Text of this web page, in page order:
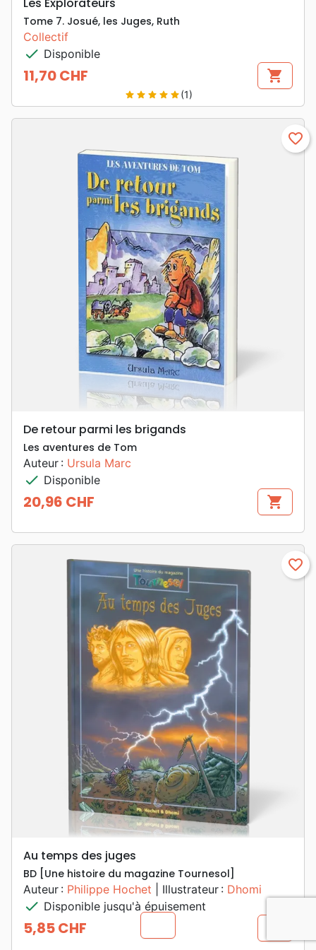
Tome 7. Josué, les Juges, Ruth
Collectif
check Disponible
Prix
11,70 CHF shopping_cart
star star star star star(1)
favorite_border
De retour parmi les brigands
Les aventures de Tom
Auteur : Ursula Marc
check Disponible
Prix
20,96 CHF shopping_cart
favorite_border
Au temps des juges
BD [Une histoire du magazine Tournesol]
Auteur : Philippe Hochet | Illustrateur : Dhomi
check Disponible jusqu'à épuisement
Prix
5,85 CHF